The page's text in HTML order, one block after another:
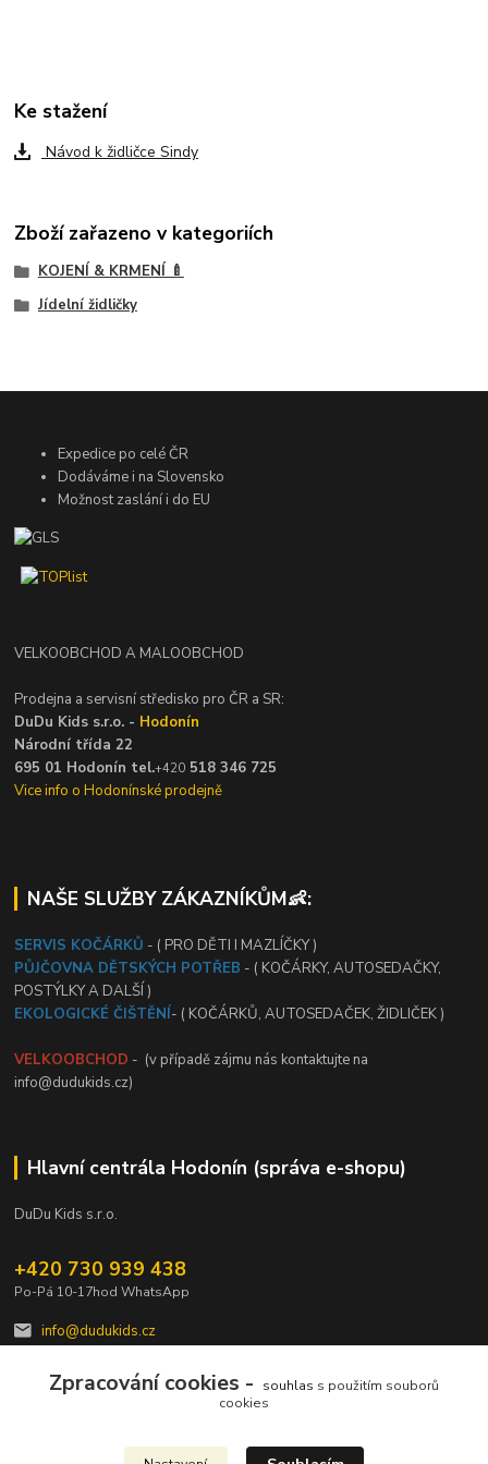
Ke stažení
Návod k židličce Sindy
Zboží zařazeno v kategoriích
KOJENÍ & KRMENÍ 🍼
Jídelní židličky
Expedice po celé ČR
Dodáváme i na Slovensko
Možnost zaslání i do EU
VELKOOBCHOD A MALOOBCHOD
Prodejna a servisní středisko pro ČR a SR:
DuDu Kids s.r.o. - Hodonín
Národní třída 22
695 01 Hodonín tel.+420 518 346 725
Vice info o Hodonínské prodejně
NAŠE SLUŽBY ZÁKAZNÍKŮM👶:
SERVIS KOČÁRKŮ - ( PRO DĚTI I MAZLÍČKY )
PŮJČOVNA DĚTSKÝCH POTŘEB - ( KOČÁRKY, AUTOSEDAČKY,
POSTÝLKY A DALŠÍ )
EKOLOGICKÉ ČIŠTĚNÍ- ( KOČÁRKŮ, AUTOSEDAČEK, ŽIDLIČEK )
VELKOOBCHOD - (v případě zájmu nás kontaktujte na
info@dudukids.cz)
Hlavní centrála Hodonín (správa e-shopu)
DuDu Kids s.r.o.
+420 730 939 438
Po-Pá 10-17hod WhatsApp
info@dudukids.cz
Zpracování cookies - souhlas s použitím souborů
cookies